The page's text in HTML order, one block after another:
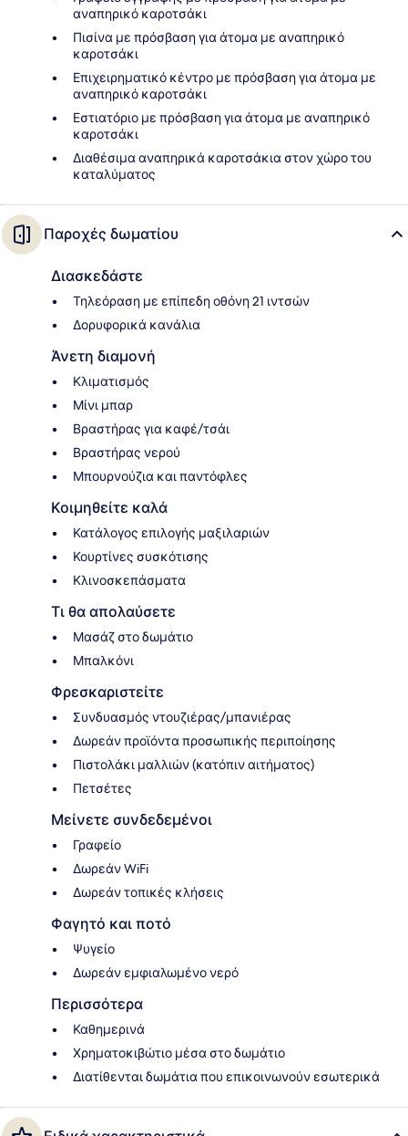
αναπηρικό καροτσάκι
Πισίνα με πρόσβαση για άτομα με αναπηρικό
καροτσάκι
Επιχειρηματικό κέντρο με πρόσβαση για άτομα με
αναπηρικό καροτσάκι
Εστιατόριο με πρόσβαση για άτομα με αναπηρικό
καροτσάκι
Διαθέσιμα αναπηρικά καροτσάκια στον χώρο του
καταλύματος
Παροχές δωματίου
Διασκεδάστε
Τηλεόραση με επίπεδη οθόνη 21 ιντσών
Δορυφορικά κανάλια
Άνετη διαμονή
Κλιματισμός
Μίνι μπαρ
Βραστήρας για καφέ/τσάι
Βραστήρας νερού
Μπουρνούζια και παντόφλες
Κοιμηθείτε καλά
Κατάλογος επιλογής μαξιλαριών
Κουρτίνες συσκότισης
Κλινοσκεπάσματα
Τι θα απολαύσετε
Μασάζ στο δωμάτιο
Μπαλκόνι
Φρεσκαριστείτε
Συνδυασμός ντουζιέρας/μπανιέρας
Δωρεάν προϊόντα προσωπικής περιποίησης
Πιστολάκι μαλλιών (κατόπιν αιτήματος)
Πετσέτες
Μείνετε συνδεδεμένοι
Γραφείο
Δωρεάν WiFi
Δωρεάν τοπικές κλήσεις
Φαγητό και ποτό
Ψυγείο
Δωρεάν εμφιαλωμένο νερό
Περισσότερα
Καθημερινά
Χρηματοκιβώτιο μέσα στο δωμάτιο
Διατίθενται δωμάτια που επικοινωνούν εσωτερικά